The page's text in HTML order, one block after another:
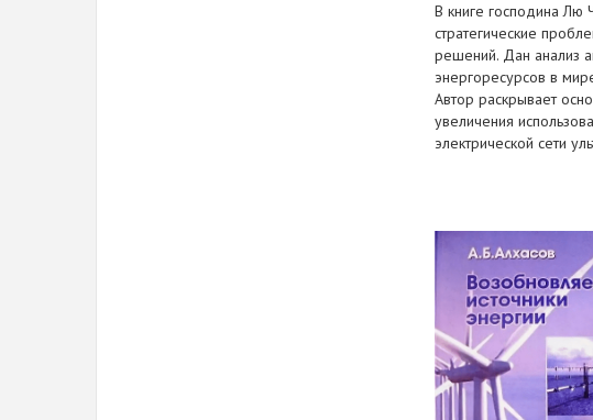
В книге господина Лю
стратегические
решений. Дан анализ
энергоресурсов в
Автор раскрывает
увеличения
электрической сети